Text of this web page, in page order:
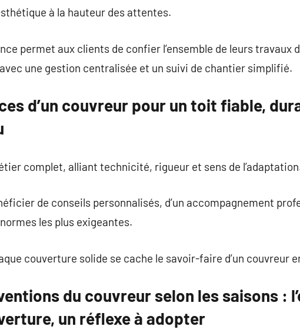
à la hauteur des attentes.
permet aux clients de confier l’ensemble de leurs travaux
une gestion centralisée et un suivi de chantier simplifié.
d’un couvreur pour un toit fiable,
complet, alliant technicité, rigueur et sens de
de conseils personnalisés, d’un accompagnement
les plus exigeantes.
couverture solide se cache le savoir-faire d’un couvreur
du couvreur selon les saisons :
un réflexe à adopter